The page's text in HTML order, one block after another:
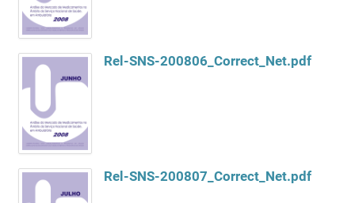
Rel-SNS-200806_Correct_Net.pdf
Rel-SNS-200807_Correct_Net.pdf